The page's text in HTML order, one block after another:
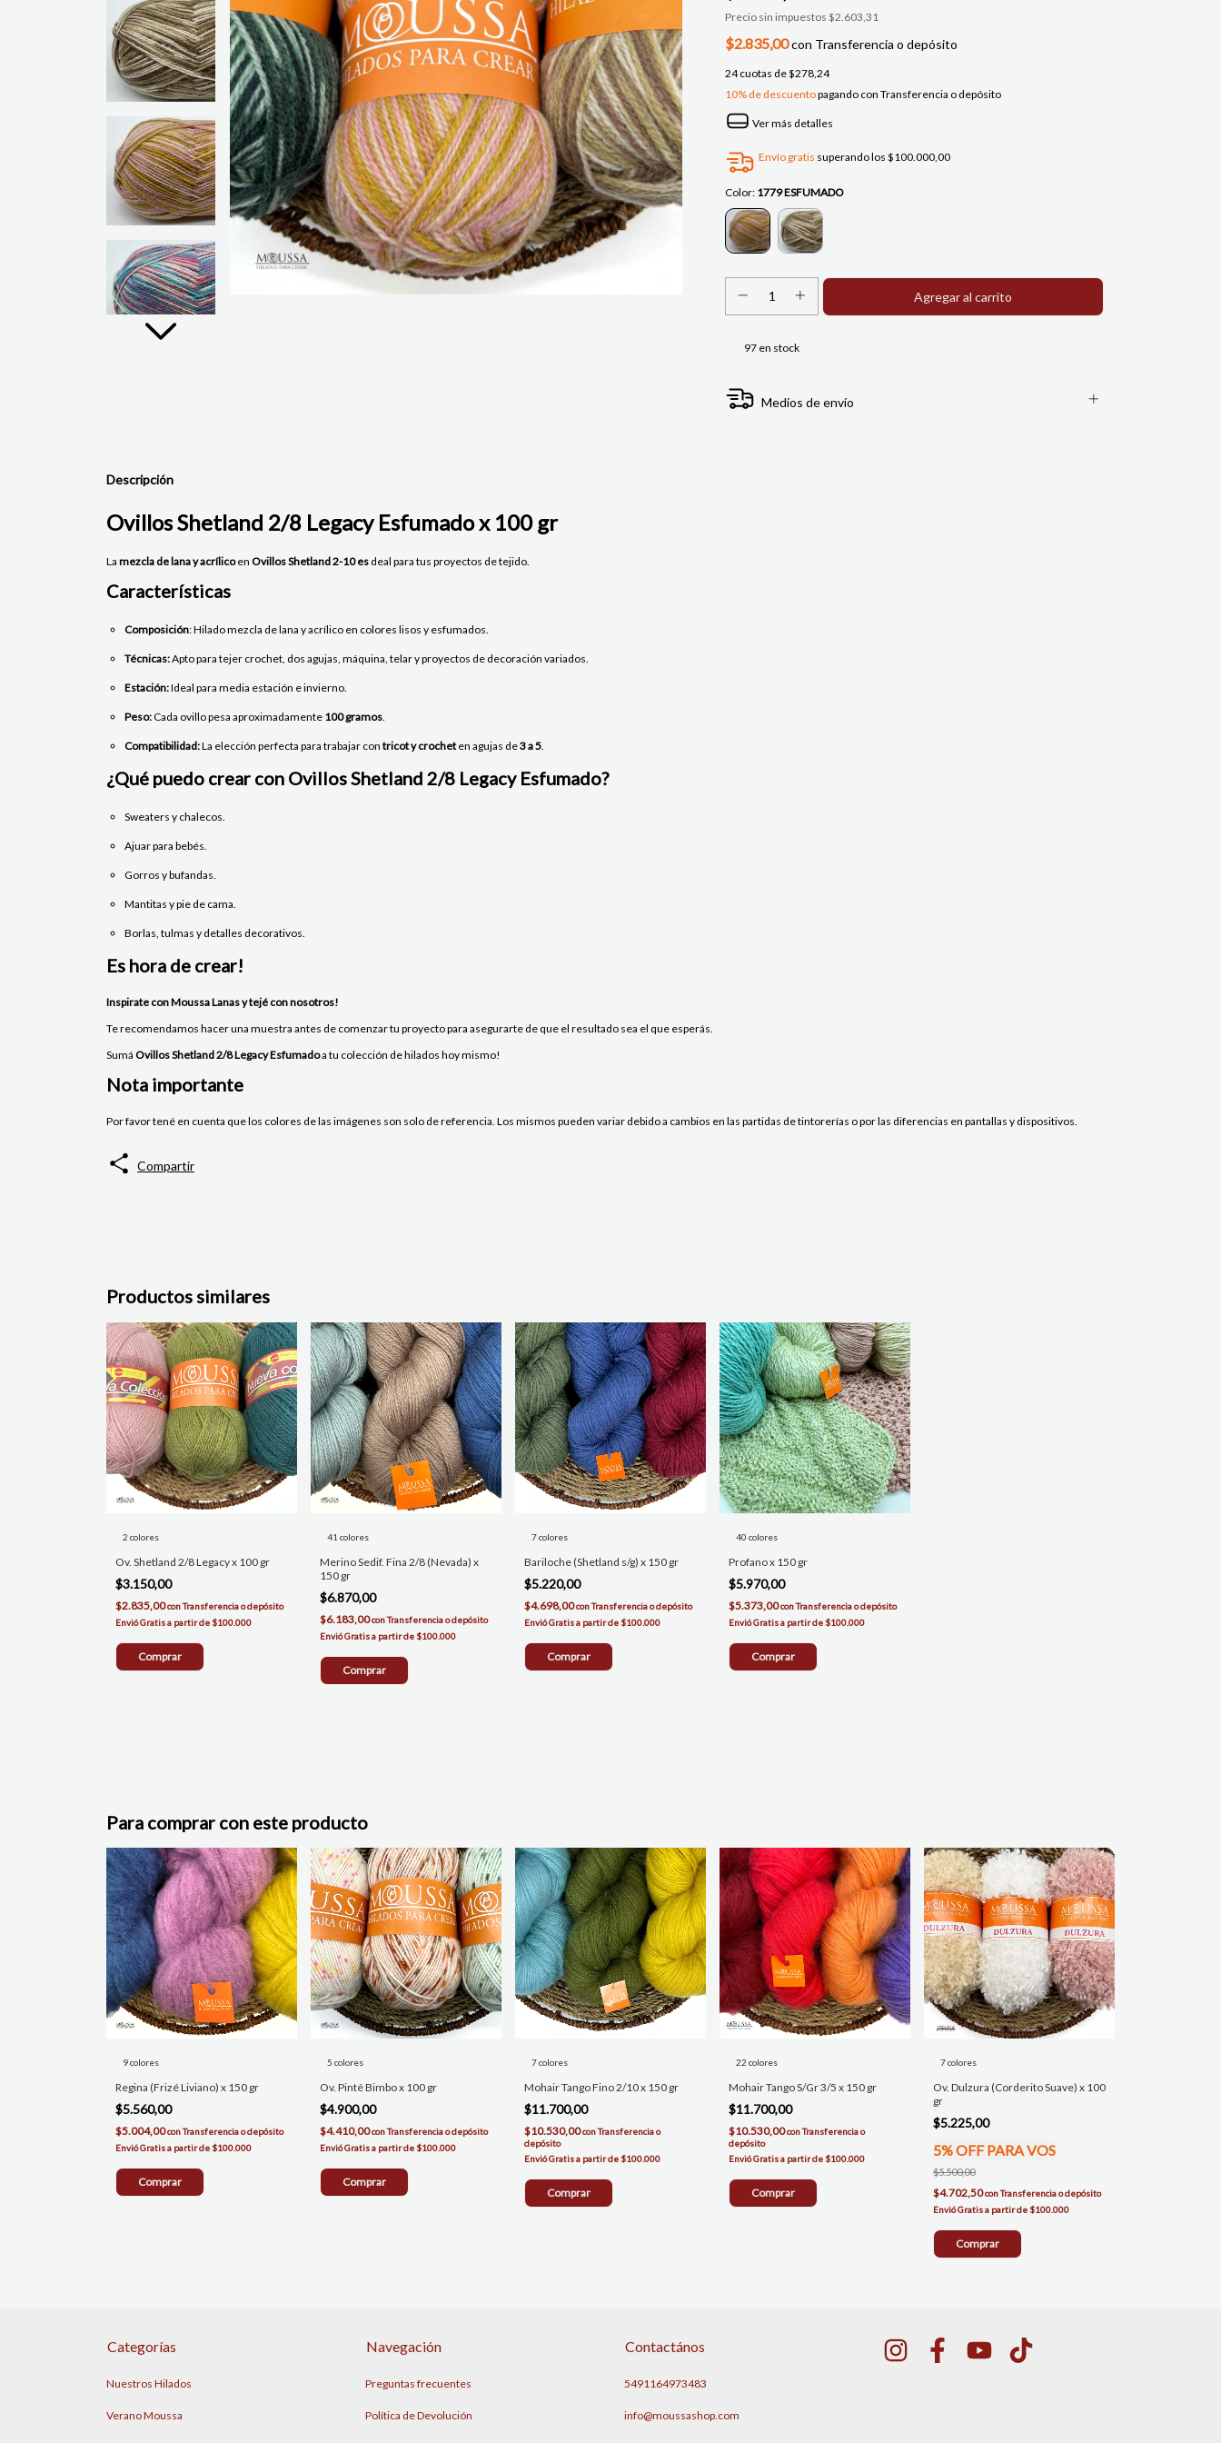
Precio sin impuestos $2.603,31
$2.835,00con Transferencia o depósito
24 cuotas de$278,24
10% de descuentopagando con Transferencia o depósito
Ver más detalles
Envío gratis superando los $100.000,00
Color: 1779 ESFUMADO
97 en stock
Medios de envío
Descripción
Ovillos Shetland 2/8 Legacy Esfumado x 100 gr
La mezcla de lana y acrílicoen OvillosShetland 2-10 es deal para tus proyectos de tejido.
Características
Composición: Hilado mezcla de lana y acrílico en colores lisos y esfumados.
Técnicas:Apto para tejer crochet, dos agujas, máquina, telar y proyectos de decoración variados.
Estación:Ideal para media estación e invierno.
Peso:Cada ovillo pesa aproximadamente 100 gramos.
Compatibilidad:La elección perfecta para trabajar con tricot y crocheten agujas de3 a 5.
¿Qué puedo crear con Ovillos Shetland 2/8 Legacy Esfumado?
Sweaters y chalecos.
Ajuar para bebés.
Gorros y bufandas.
Mantitas y pie de cama.
Borlas, tulmas y detalles decorativos.
Es hora de crear!
Inspirate con Moussa Lanas y tejé con nosotros!
Te recomendamos hacer una muestra antes de comenzar tu proyecto para asegurarte de que el resultado sea el que esperás.
Sumá Ovillos Shetland 2/8 Legacy Esfumadoa tu colección de hilados hoy mismo!
Nota importante
Por favor tené en cuenta que los colores de las imágenes son solo de referencia. Los mismos pueden variar debido a cambios en las partidas de tintorerías o por las diferencias en pantallas y dispositivos.
Compartir
Productos similares
2 colores
Ov. Shetland 2/8 Legacy x 100 gr
$3.150,00
$2.835,00conTransferencia o depósito
Comprar
41 colores
Merino Sedif. Fina 2/8 (Nevada) x
150 gr
$6.870,00
$6.183,00conTransferencia o depósito
Comprar
7 colores
Bariloche (Shetland s/g) x 150 gr
$5.220,00
$4.698,00conTransferencia o depósito
Comprar
40 colores
Profano x 150 gr
$5.970,00
$5.373,00conTransferencia o depósito
Comprar
Para comprar con este producto
9 colores
Regina (Frizé Liviano) x 150 gr
$5.560,00
$5.004,00conTransferencia o depósito
Comprar
5 colores
Ov. Pinté Bimbo x 100 gr
$4.900,00
$4.410,00conTransferencia o depósito
Comprar
7 colores
Mohair Tango Fino 2/10 x 150 gr
$11.700,00
$10.530,00conTransferencia o
depósito
Comprar
22 colores
Mohair Tango S/Gr 3/5 x 150 gr
$11.700,00
$10.530,00conTransferencia o
depósito
Comprar
7 colores
Ov. Dulzura (Corderito Suave) x 100
gr
$5.225,00
5% OFF PARA VOS
$5.500,00
$4.702,50conTransferencia o depósito
Comprar
Categorías
Nuestros Hilados
Verano Moussa
Navegación
Preguntas frecuentes
Política de Devolución
Contactános
5491164973483
info@moussashop.com